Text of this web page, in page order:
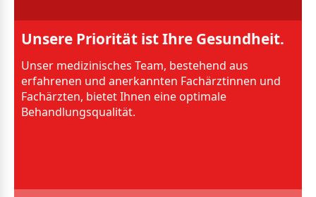
Unsere Priorität ist Ihre Gesundheit.
Unser medizinisches Team, bestehend aus
erfahrenen und anerkannten Fachärztinnen und
Fachärzten, bietet Ihnen eine optimale
Behandlungsqualität.